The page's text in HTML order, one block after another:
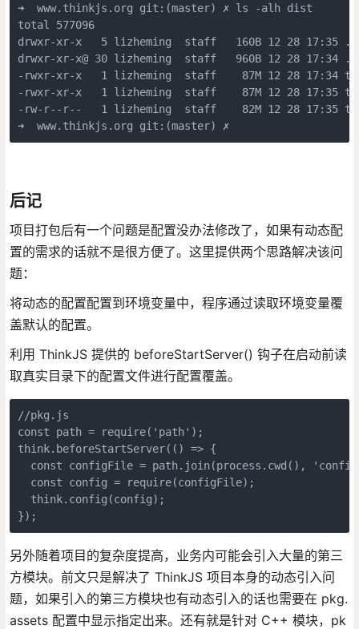
➜  www.thinkjs.org git:(master) ✗ ls -alh dist
total 577096
drwxr-xr-x   5 lizheming  staff   160B 12 28 17:35 .
drwxr-xr-x@ 30 lizheming  staff   960B 12 28 17:34 ..
-rwxr-xr-x   1 lizheming  staff    87M 12 28 17:34
-rwxr-xr-x   1 lizheming  staff    87M 12 28 17:35
-rw-r--r--   1 lizheming  staff    82M 12 28 17:35
➜  www.thinkjs.org git:(master) ✗
后记
项目打包后有一个问题是配置没办法修改了，如果有动态配
置的需求的话就不是很方便了。这里提供两个思路解决该问
题：
将动态的配置配置到环境变量中，程序通过读取环境变量覆
盖默认的配置。
利用 ThinkJS 提供的 beforeStartServer() 钩子在启动前读
取真实目录下的配置文件进行配置覆盖。
//pkg.js
const path = require('path');
think.beforeStartServer(() => {
const configFile = path.join(process.cwd(),
  const config = require(configFile);
  think.config(config);
});
另外随着项目的复杂度提高，业务内可能会引入大量的第三
方模块。前文只是解决了 ThinkJS 项目本身的动态引入问
题，如果引入的第三方模块也有动态引入的话也需要在 pkg.
assets 配置中显示指定出来。还有就是针对 C++ 模块，pk